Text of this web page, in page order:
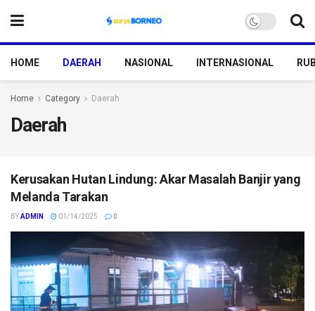
HOME DAERAH NASIONAL INTERNASIONAL
Home Category Daerah
Daerah
Kerusakan Hutan Lindung: Akar Masalah Banjir yang
Melanda Tarakan
BYADMIN 01/14/2025 0